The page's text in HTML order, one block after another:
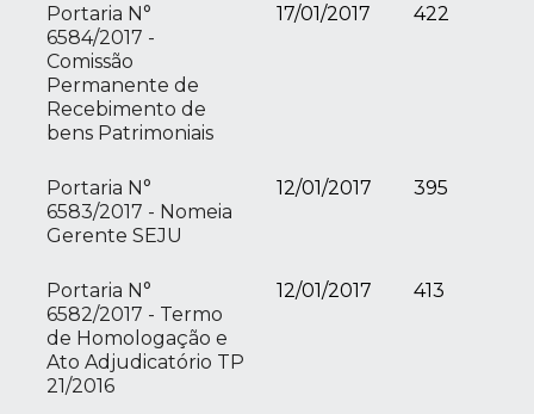
Portaria N°
6584/2017 -
Comissão
Permanente de
Recebimento de
bens Patrimoniais
17/01/2017 422
Portaria N°
6583/2017 - Nomeia
Gerente SEJU
12/01/2017 395
Portaria N°
6582/2017 - Termo
de Homologação e
Ato Adjudicatório TP
21/2016
12/01/2017 413